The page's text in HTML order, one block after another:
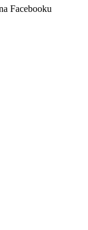
Facebooku